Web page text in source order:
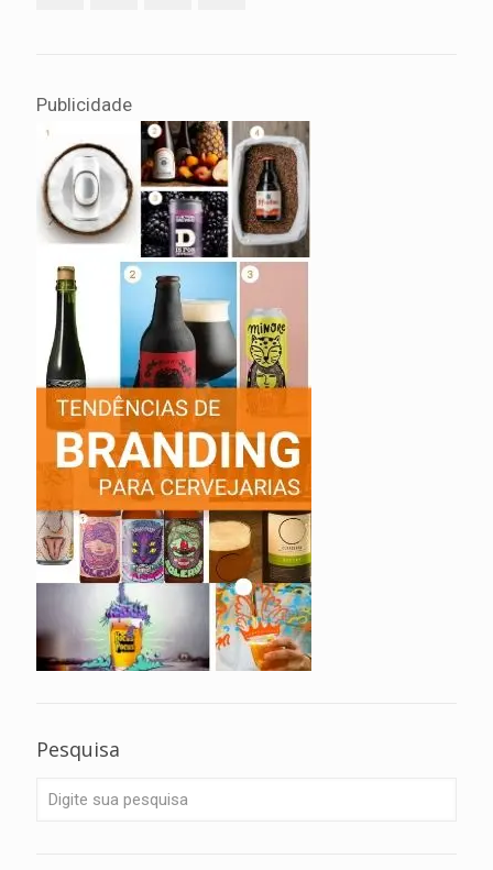
Publicidade
Pesquisa